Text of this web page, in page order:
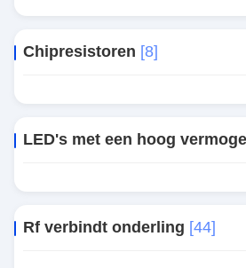
Chipresistoren [8]
LED's met een hoog
Rf verbindt onderling [44]